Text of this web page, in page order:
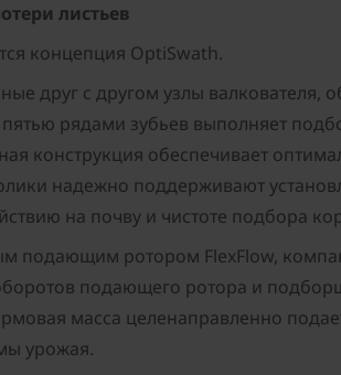
листьев
концепция OptiSwath.
друг с другом узлы
рядами зубьев выполняет
конструкция обеспечивает
надежно поддерживают
на почву и чистоте подбора
ротором FlexFlow,
подающего ротора и
масса целенаправленно
урожая.